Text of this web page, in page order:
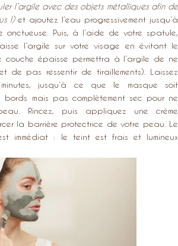
l’argile avec des objets métalliques afin de
!)et ajoutez l’eau progressivement jusqu’à
onctueuse. Puis, à l’aide de votre spatule,
l’argile sur votre visage en évitant le
couche épaisse permettra à l’argile de ne
de pas ressentir de tiraillements). Laissez
jusqu’à ce que le masque soit
bords mais pas complètement sec pour ne
Rincez, puis appliquez une crème
la barrière protectrice de votre peau. Le
immédiat : le teint est frais et lumineux